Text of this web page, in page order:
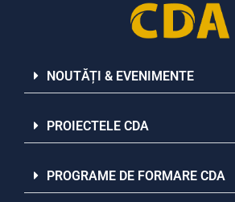
NOUTĂȚI & EVENIMENTE
PROIECTELE CDA
PROGRAME DE FORMARE CDA